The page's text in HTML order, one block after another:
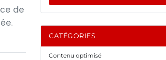
de
CATÉGORIES
Contenu optimisé